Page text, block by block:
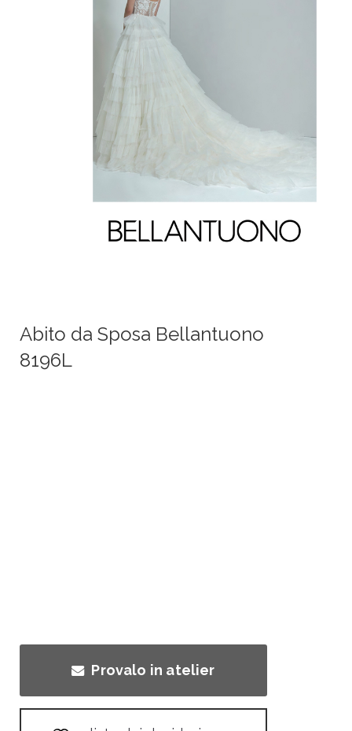
Abito da Sposa Bellantuono
8196L
Provalo in atelier